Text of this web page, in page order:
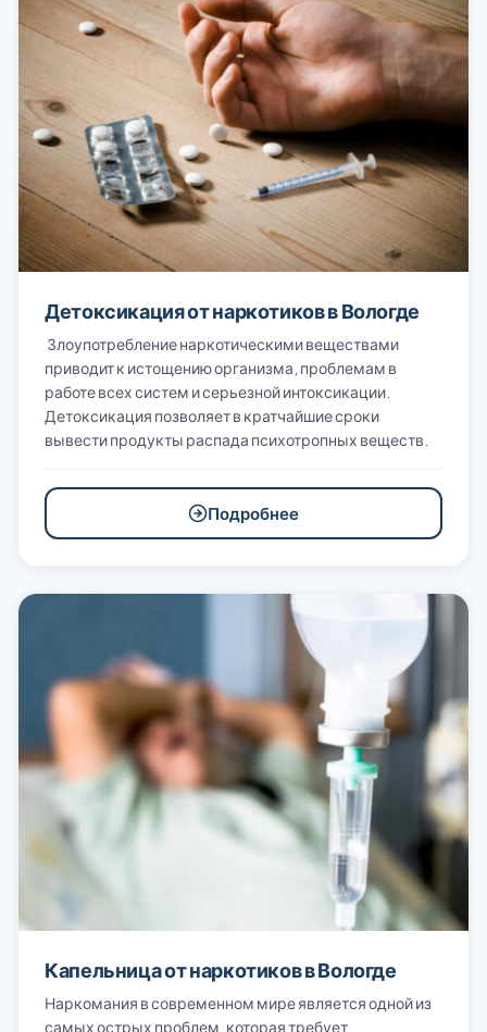
Детоксикация от наркотиков в Вологде
Злоупотребление наркотическими веществами
приводит к истощению организма, проблемам в
работе всех систем и серьезной интоксикации.
Детоксикация позволяет в кратчайшие сроки
вывести продукты распада психотропных веществ.
Подробнее
Капельница от наркотиков в Вологде
Наркомания в современном мире является одной из
самых острых проблем, которая требует